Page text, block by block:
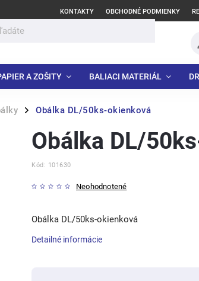
KONTAKTY OBCHODNÉ PODMIENKY
A ZOŠITY BALIACI MATERIÁL
/ Obálka DL/50ks-okienková
Obálka DL/
Kód: 101630
Neohodnotené
Obálka DL/50ks-okienková
Detailné informácie